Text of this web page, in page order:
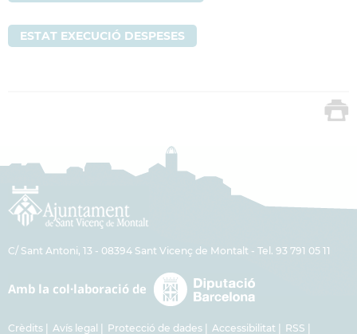
ESTAT EXECUCIÓ DESPESES
C/ Sant Antoni, 13 - 08394 Sant Vicenç de Montalt - Tel. 93 791 05 11
Crèdits Avís legal Protecció de dades Accessibilitat RSS